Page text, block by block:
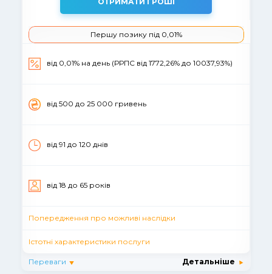
Першу позику під 0,01%
від 0,01% на день (РРПС від 1772,26% до 10037,93%)
вiд 500 до 25 000 гривень
від 91 до 120 днiв
вiд 18 до 65 рокiв
Попередження про можливі наслідки
Істотні характеристики послуги
Переваги Детальніше